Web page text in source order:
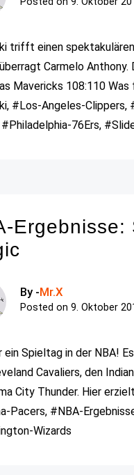
trifft einen
Carmelo
Mavericks 108:110 Was
#Los-Angeles-Clippers,
#Philadelphia-76Ers,
By -Mr.X
Posted on9. Oktober
ein Spieltag in der NBA!
Cavaliers, den
City Thunder. Hier
Pacers, #NBA-
Wizards